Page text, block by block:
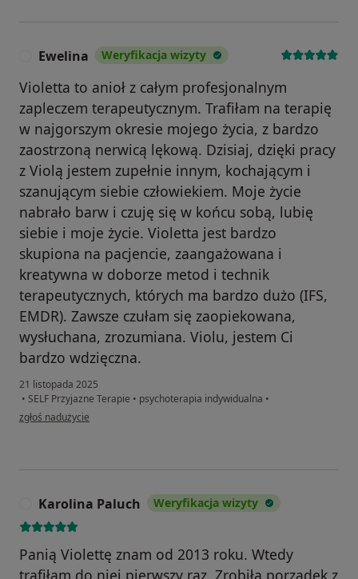
Ewelina Weryfikacja wizyty
Violetta to anioł z całym profesjonalnym
zapleczem terapeutycznym. Trafiłam na terapię
w najgorszym okresie mojego życia, z bardzo
zaostrzoną nerwicą lękową. Dzisiaj, dzięki pracy
z Violą jestem zupełnie innym, kochającym i
szanującym siebie człowiekiem. Moje życie
nabrało barw i czuję się w końcu sobą, lubię
siebie i moje życie. Violetta jest bardzo
skupiona na pacjencie, zaangażowana i
kreatywna w doborze metod i technik
terapeutycznych, których ma bardzo dużo (IFS,
EMDR). Zawsze czułam się zaopiekowana,
wysłuchana, zrozumiana. Violu, jestem Ci
bardzo wdzięczna.
21 listopada 2025
• SELF Przyjazne Terapie • psychoterapia indywidualna •
w opinii użytkownika Ewelina
zgłoś nadużycie
Karolina Paluch Weryfikacja wizyty
Panią Violettę znam od 2013 roku. Wtedy
trafiłam do niej pierwszy raz. Zrobiła porządek z